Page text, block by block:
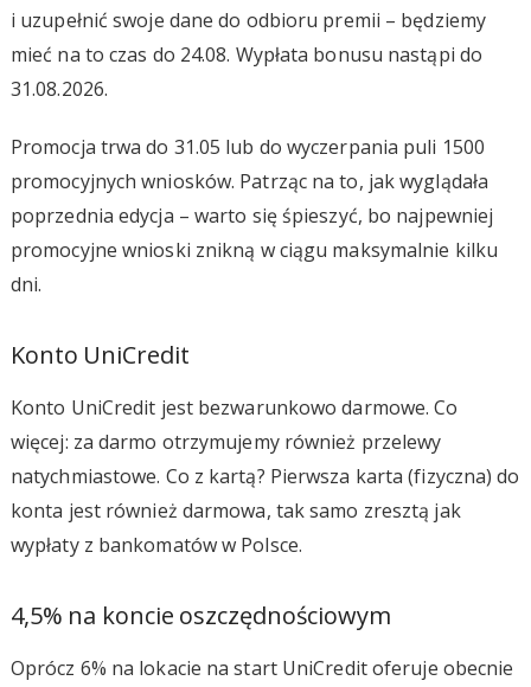
i uzupełnić swoje dane do odbioru premii – będziemy
mieć na to czas do 24.08. Wypłata bonusu nastąpi do
31.08.2026.
Promocja trwa do 31.05 lub do wyczerpania puli 1500
promocyjnych wniosków. Patrząc na to, jak wyglądała
poprzednia edycja – warto się śpieszyć, bo najpewniej
promocyjne wnioski znikną w ciągu maksymalnie kilku
dni.
Konto UniCredit
Konto UniCredit jest bezwarunkowo darmowe. Co
więcej: za darmo otrzymujemy również przelewy
natychmiastowe. Co z kartą? Pierwsza karta (fizyczna) do
konta jest również darmowa, tak samo zresztą jak
wypłaty z bankomatów w Polsce.
4,5% na koncie oszczędnościowym
Oprócz 6% na lokacie na start UniCredit oferuje obecnie